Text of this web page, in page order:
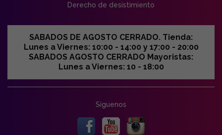
Derecho de desistimiento
SABADOS DE AGOSTO CERRADO. Tienda:
Lunes a Viernes: 10:00 - 14:00 y 17:00 - 20:00
SABADOS AGOSTO CERRADO Mayoristas:
Lunes a Viernes: 10 - 18:00
Síguenos